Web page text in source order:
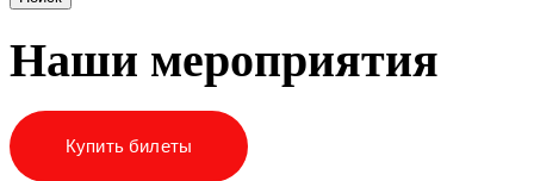
Наши мероприятия
Купить билеты